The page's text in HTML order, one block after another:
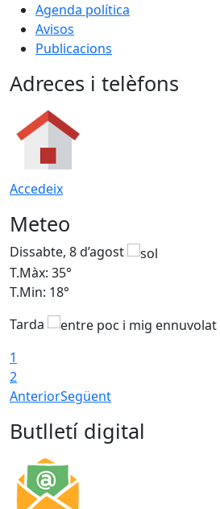
Agenda política
Avisos
Publicacions
Adreces i telèfons
Accedeix
Meteo
Dissabte, 8 d’agost
T.Màx: 35°
T.Min: 18°
Tarda
1
2
AnteriorSegüent
Butlletí digital